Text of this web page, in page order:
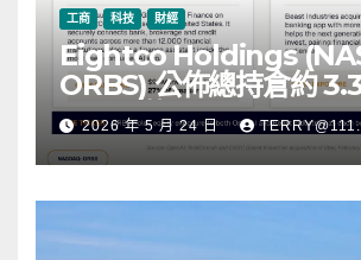
工商 科技 財經
Eightco Holdings
ORBS) 公佈總持倉約
元，涵蓋 OpenAI、
Industries、超過
幣 (ETH) 及逾 2.83 億
幣
2026 年 5 月 24 日